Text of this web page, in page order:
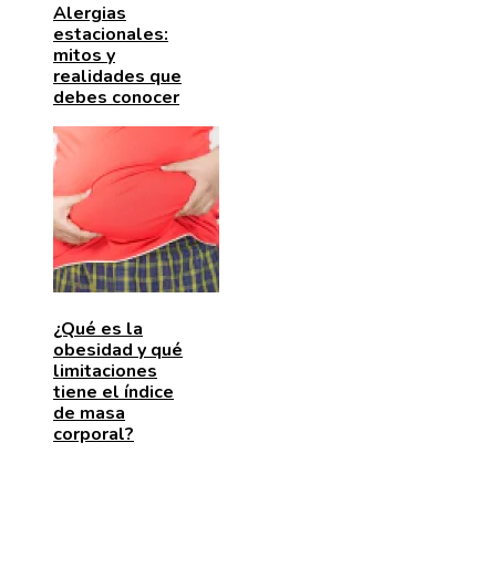
Alergias
estacionales:
mitos y
realidades que
debes conocer
¿Qué es la
obesidad y qué
limitaciones
tiene el índice
de masa
corporal?